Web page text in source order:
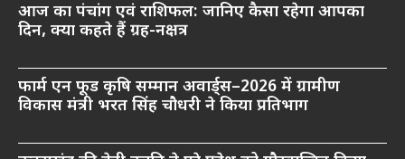
आज का पंचांग एवं राशिफल: जानिए कैसा रहेगा आपका
दिन, क्या कहते हैं ग्रह-नक्षत्र
फार्म एन फूड कृषि सम्मान अवार्ड्स–2026 में ग्रामीण
विकास मंत्री भरत सिंह चौधरी ने किया प्रतिभाग